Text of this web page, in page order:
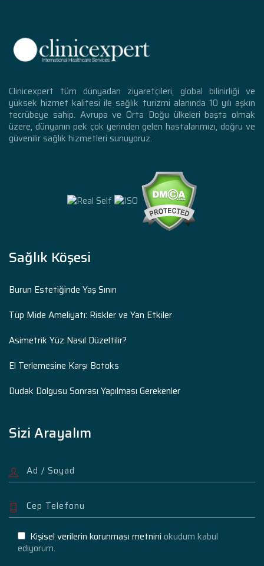
Clinicexpert tüm dünyadan ziyaretçileri, global bilinirliği ve
yüksek hizmet kalitesi ile sağlık turizmi alanında 10 yılı aşkın
tecrübeye sahip. Avrupa ve Orta Doğu ülkeleri başta olmak
üzere, dünyanın pek çok yerinden gelen hastalarımızı, doğru ve
güvenilir sağlık hizmetleri sunuyoruz.
Sağlık Köşesi
Burun Estetiğinde Yaş Sınırı
Tüp Mide Ameliyatı: Riskler ve Yan Etkiler
Asimetrik Yüz Nasıl Düzeltilir?
El Terlemesine Karşı Botoks
Dudak Dolgusu Sonrası Yapılması Gerekenler
Sizi Arayalım
Kişisel verilerin korunması metnini okudum kabul
ediyorum.